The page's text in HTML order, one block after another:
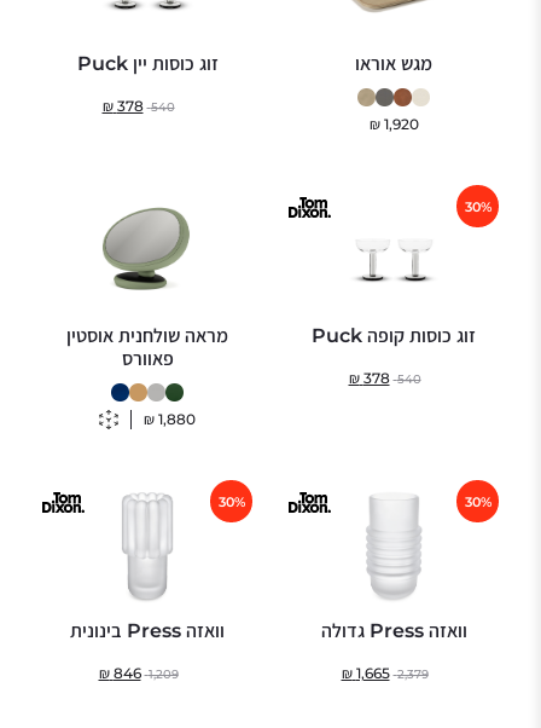
מגש אוראו
1,920
₪
זוג כוסות יין Puck
540
378
₪
זוג כוסות קופה Puck
30%
540
378
₪
מראה שולחנית אוסטין
פאוורס
1,880
₪
וואזה Press גדולה
30%
2,379
1,665
₪
וואזה Press בינונית
30%
1,209
846
₪